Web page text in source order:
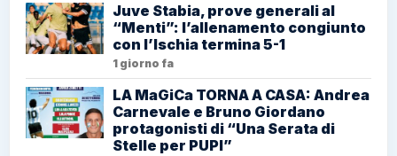
Juve Stabia, prove generali al
“Menti”: l’allenamento congiunto
con l’Ischia termina 5-1
1 giorno fa
LA MaGiCa TORNA A CASA: Andrea
Carnevale e Bruno Giordano
protagonisti di “Una Serata di
Stelle per PUPI”